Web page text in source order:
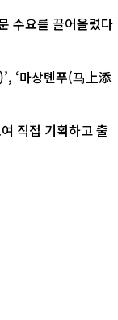
수요를 끌어올렸다
‘마상톈푸(马上添
직접 기획하고 출